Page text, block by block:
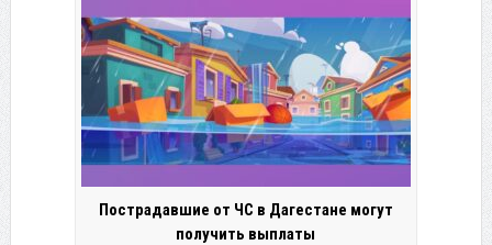
Пострадавшие от ЧС в Дагестане могут
получить выплаты